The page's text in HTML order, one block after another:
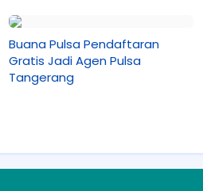
Buana Pulsa Pendaftaran
Gratis Jadi Agen Pulsa
Tangerang